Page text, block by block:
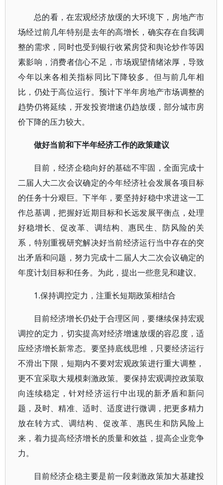
总的看，在宏观经济放缓的大环境下，房地产市
场经过前几年特别是去年的高增长，确实存在自我调
整的需求，同时也受到银行收紧房贷和舆论炒作等因
素影响，消费者信心不足，市场观望情绪浓厚，导致
今年以来各相关指标同比下降较多。但与前几年相
比，仍处于高位运行。预计下半年房地产市场调整的
趋势仍将延续，开发投资增速仍趋放缓，部分城市房
价下降的压力较大。
做好当前和下半年经济工作的政策建议
目前，经济企稳向好的基础不牢固，全面完成十
二届人大二次会议确定的今年经济社会发展各项目标
的任务十分艰巨。下半年，要坚持好稳中求进这一工
作总基调，把握好近期目标和长远发展平衡点，处理
好稳增长、促改革、调结构、惠民生、防风险的关
系，特别重视研究解决好当前经济运行当中存在的突
出矛盾和问题，努力完成十二届人大二次会议确定的
年度计划目标和任务。为此，提出一些意见和建议。
1.保持调控定力，注重长短期政策相结合
目前经济增长仍处于合理区间，要继续保持宏观
调控的定力，切实提高对经济增速放缓的容忍度，适
应经济增长新常态。要坚持底线思维，只要经济运行
不滑出下限，短期内不要对宏观政策进行重大调整，
更不宜采取大规模刺激政策。要保持宏观调控政策取
向连续稳定，针对经济运行中出现的新矛盾和新问
题，及时、精准、适时、适度进行微调，把更多精力
放在转方式、调结构、促改革、惠民生和防风险上
来，着力提高经济增长的质量和效益，提高企业竞争
力。
目前经济企稳主要是前一段刺激政策加大基建投